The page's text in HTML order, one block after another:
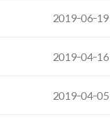
2019-06-19
2019-04-16
2019-04-05